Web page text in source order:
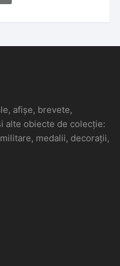
afișe, brevete,
alte obiecte de colecție:
medalii, decorații,